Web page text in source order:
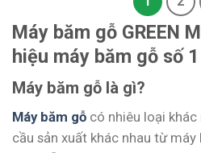
Máy băm gỗ GREEN
hiệu máy băm gỗ số
Máy băm gỗ là gì?
Máy băm gỗ có nhiêu loại khác
cầu sản xuất khác nhau từ